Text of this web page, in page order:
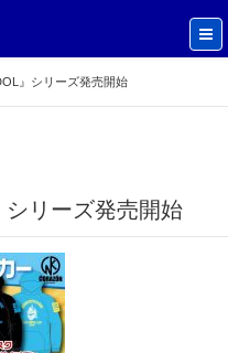
』シリーズ発売開始
シリーズ発売開始